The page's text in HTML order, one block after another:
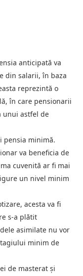
anticipată va
din salarii, în baza
reprezintă o
în care pensionarii
unui astfel de
pensia minimă.
va beneficia de
cuvenită ar fi mai
un nivel minim
acesta va fi
s-a plătit
asimilate nu vor
minim de
de masterat și